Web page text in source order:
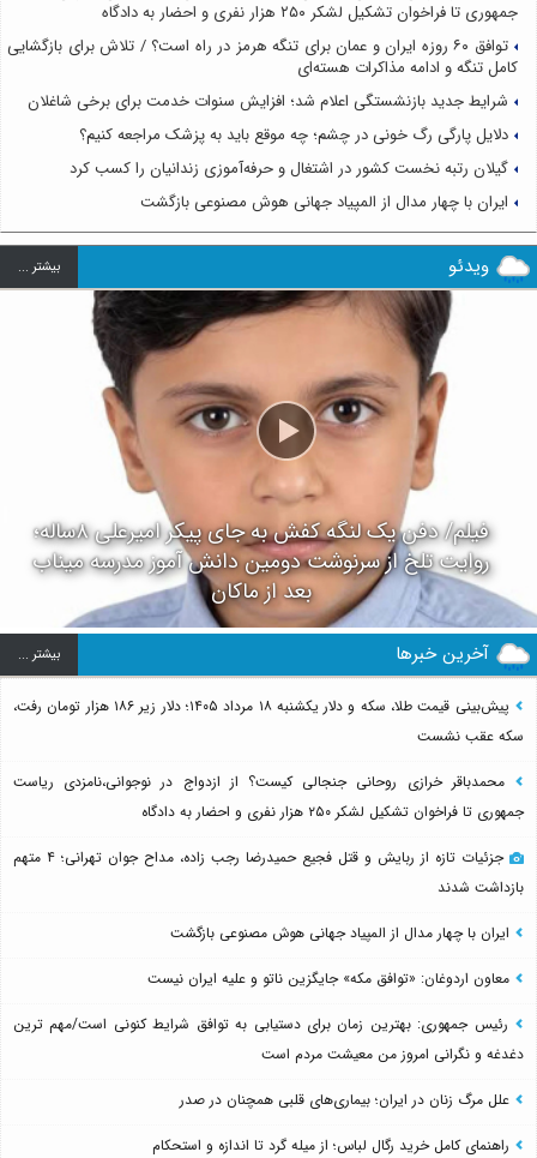
جمهوری تا فراخوان تشکیل لشکر ۲۵۰ هزار نفری و احضار به دادگاه
توافق ۶۰ روزه ایران و عمان برای تنگه هرمز در راه است؟ / تلاش برای بازگشایی
کامل تنگه و ادامه مذاکرات هسته‌ای
شرایط جدید بازنشستگی اعلام شد؛ افزایش سنوات خدمت برای برخی شاغلان
دلایل پارگی رگ خونی در چشم؛ چه موقع باید به پزشک مراجعه کنیم؟
گیلان رتبه نخست کشور در اشتغال و حرفه‌آموزی زندانیان را کسب کرد
ایران با چهار مدال از المپیاد جهانی هوش مصنوعی بازگشت
ویدئو بيشتر ...
فیلم/ دفن یک لنگه کفش به جای پیکر امیرعلی ۸ساله؛
روایت تلخ از سرنوشت دومین دانش آموز مدرسه میناب
بعد از ماکان
آخرین خبرها بيشتر ...
پیش‌بینی قیمت طلا، سکه و دلار یکشنبه ۱۸ مرداد ۱۴۰۵؛ دلار زیر ۱۸۶ هزار تومان رفت،
سکه عقب نشست
محمدباقر خرازی روحانی جنجالی کیست؟ از ازدواج در نوجوانی،نامزدی ریاست
جمهوری تا فراخوان تشکیل لشکر ۲۵۰ هزار نفری و احضار به دادگاه
جزئیات تازه از ربایش و قتل فجیع حمیدرضا رجب زاده، مداح جوان تهرانی؛ ۴ متهم
بازداشت شدند
ایران با چهار مدال از المپیاد جهانی هوش مصنوعی بازگشت
معاون اردوغان: «توافق مکه» جایگزین ناتو و علیه ایران نیست
رئیس جمهوری: بهترین زمان برای دستیابی به توافق شرایط کنونی است/مهم ترین
دغدغه و نگرانی امروز من معیشت مردم است
علل مرگ زنان در ایران؛ بیماری‌های قلبی همچنان در صدر
راهنمای کامل خرید رگال لباس؛ از میله گرد تا اندازه و استحکام